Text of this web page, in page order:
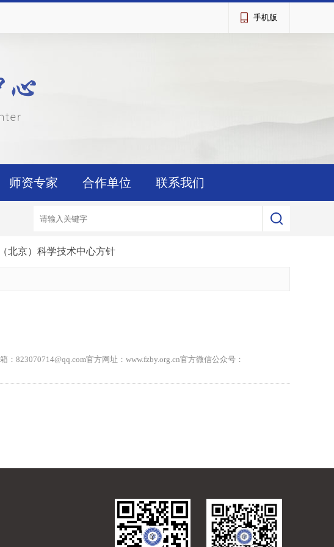
手机版
师资专家 合作单位 联系我们
京）科学技术中心方针
823070714@qq.com官方网址：www.fzby.org.cn官方微信公众号：